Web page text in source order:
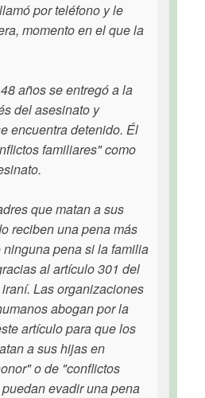
por teléfono y le
momento en el que la
años se entregó a la
del asesinato y
encuentra detenido. Él
familiares" como
que matan a sus
reciben una pena más
pena si la familia
al artículo 301 del
Las organizaciones
abogan por la
artículo para que los
a sus hijas en
o de "conflictos
evadir una pena